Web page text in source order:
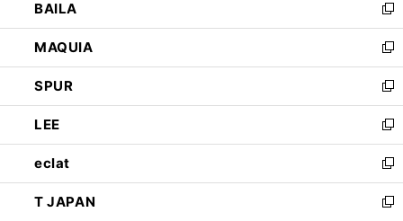
く
ィ
ン
ド
ウ
で
開
く
い
ウ
ィ
ン
ド
ウ
で
開
く
BAILA
新
し
い
ウ
ィ
ン
ド
ウ
で
開
く
MAQUIA
新
し
い
ウ
ィ
ン
ド
ウ
で
SPUR
新
し
い
ウ
ィ
ン
ド
LEE
新
し
い
ウ
ィ
eclat
新
し
い
T JAPAN
新